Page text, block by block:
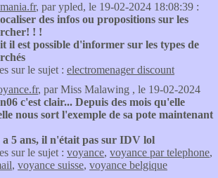
, par ypled, le 19-02-2024 18:08:39 :
des infos ou propositions sur les
! !
il est possible d'informer sur les types de
sur le sujet : electromenager discount
, par Miss Malawing , le 19-02-2024
c'est clair... Depuis des mois qu'elle
nous sort l'exemple de sa pote maintenant
5 ans, il n'était pas sur IDV lol
sur le sujet : voyance, voyance par telephone,
, voyance suisse, voyance belgique